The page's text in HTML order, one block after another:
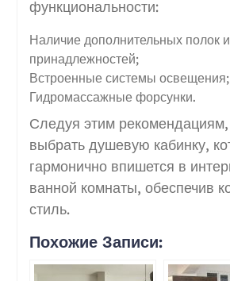
функциональности:
Наличие дополнительных полок
принадлежностей;
Встроенные системы освещения;
Гидромассажные форсунки.
Следуя этим
выбрать душевую кабинку,
гармонично впишется в
ванной комнаты, обеспечив
стиль.
Похожие Записи: